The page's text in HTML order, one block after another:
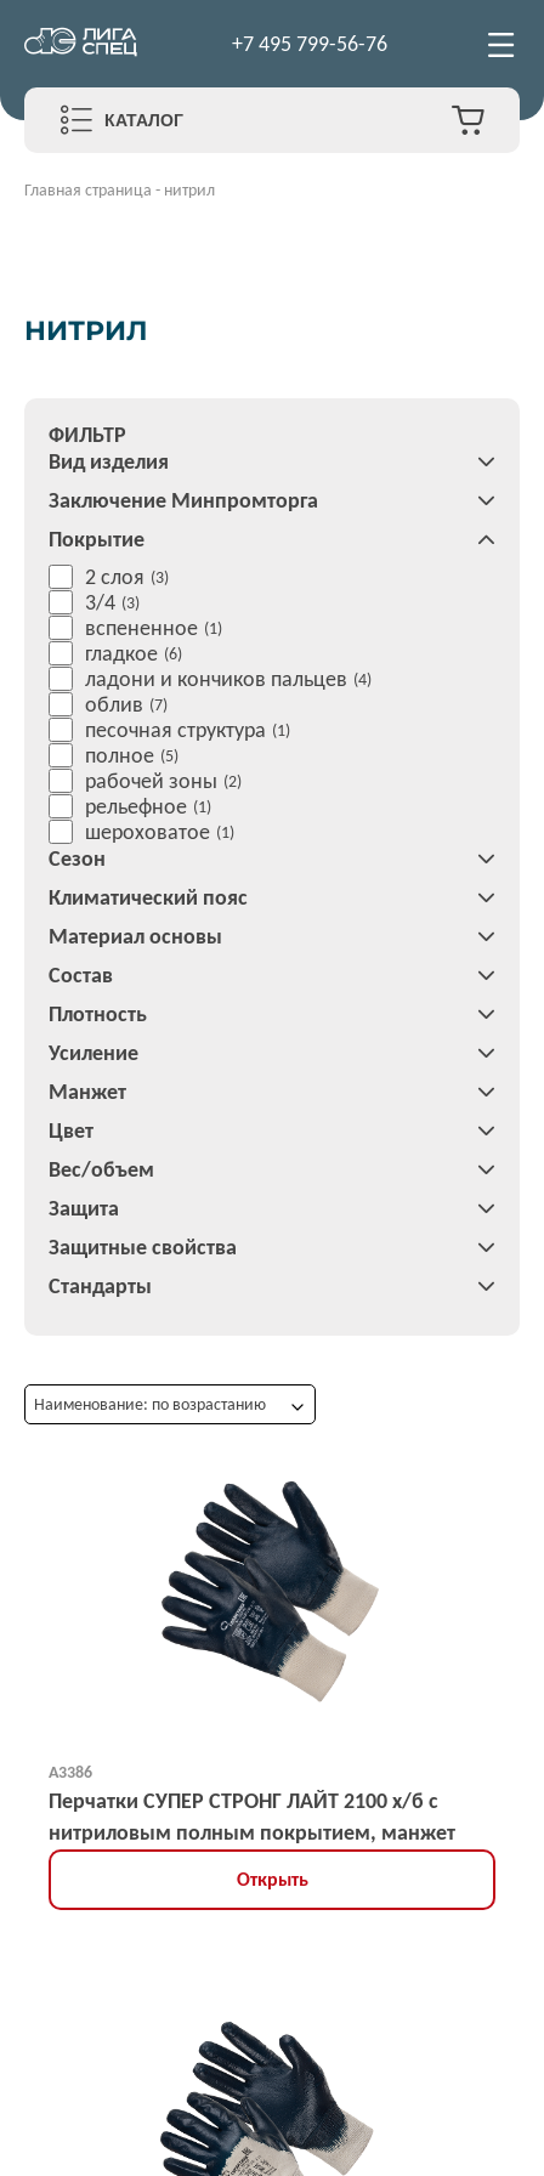
+7 495 799-56-76
КАТАЛОГ
Главная страница - нитрил
НИТРИЛ
ФИЛЬТР
Вид изделия
Заключение Минпромторга
Покрытие
2 слоя (3)
3/4 (3)
вспененное (1)
гладкое (6)
ладони и кончиков пальцев (4)
облив (7)
песочная структура (1)
полное (5)
рабочей зоны (2)
рельефное (1)
шероховатое (1)
Сезон
Климатический пояс
Материал основы
Состав
Плотность
Усиление
Манжет
Цвет
Вес/объем
Защита
Защитные свойства
Стандарты
Наименование: по возрастанию
А3386
Перчатки СУПЕР СТРОНГ ЛАЙТ 2100 х/б с
нитриловым полным покрытием, манжет
Открыть